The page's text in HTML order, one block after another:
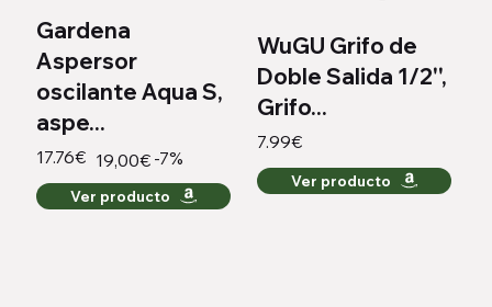
Gardena
Aspersor
oscilante Aqua S,
aspe...
17.76€ 19,00€ -7%
Ver producto
WuGU Grifo de
Doble Salida 1/2'',
Grifo...
7.99€
Ver producto